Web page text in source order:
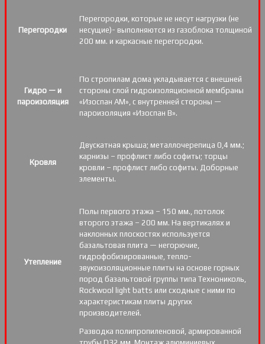
Перегородки
Перегородки, которые не несут нагрузки (не
несущие)- выполняются из газоблока толщиной
200 мм. и каркасные перегородки.
Гидро — и
пароизоляция
По стропилам дома укладывается с внешней
стороны слой гидроизоляционной мембраны
«Изоспан АМ», с внутренней стороны —
пароизоляция «Изоспан B».
Кровля
Двускатная крыша; металлочерепица 0,4 мм.;
карнизы – профлист либо софиты; торцы
кровли – профлист либо софиты. Доборные
элементы.
Утепление
Полы первого этажа – 150 мм., потолок
второго этажа – 200 мм. На вертикалях и
наклонных плоскостях используется
базальтовая плита — негорючие,
гидрофобизированные, тепло-
звукоизоляционные плиты на основе горных
пород базальтовой группы типа Технониколь,
Rockwool light batts или сходные с ними по
характеристикам плиты других
производителей.
Разводка полипропиленовой, армированной